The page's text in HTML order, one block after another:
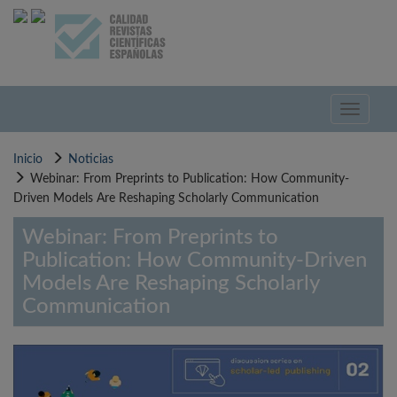
Pasar
Toggle
Inicio
Noticias
Webinar: From Preprints to Publication: How Community-
Driven Models Are Reshaping Scholarly Communication
Webinar: From Preprints to
Publication: How Community-Driven
Models Are Reshaping Scholarly
Communication